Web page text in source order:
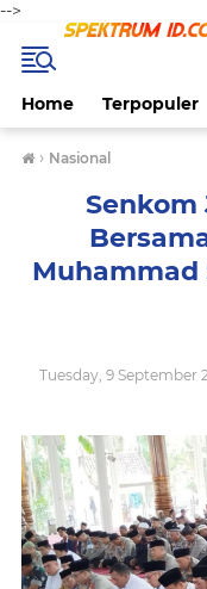
-->
Home Terpopuler
› Nasional
Senkom
Muhammad
Tuesday, 9 September